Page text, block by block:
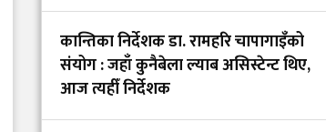
क्यान्सर पीडित श्रीमतीलाई
पिठ्युँमा बोकेर अन्तिम
अवस्था किन आयो?
कान्तिका निर्देशक डा. रामहरि चापागाइँको
संयोग : जहाँ कुनैबेला ल्याब असिस्टेन्ट थिए,
आज त्यहीँ निर्देशक